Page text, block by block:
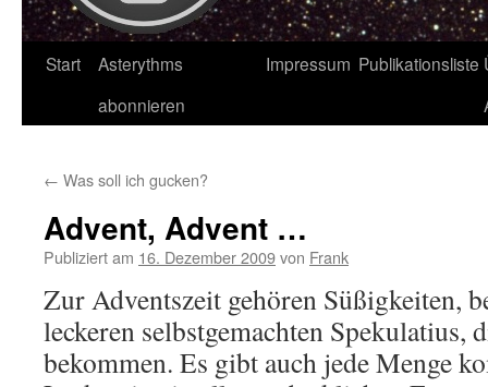
Zum
Start
Asterythms
abonnieren
Impressum Publikationsliste
← Was soll ich gucken?
Advent, Advent …
Publiziert am 16. Dezember 2009von Frank
Zur Adventszeit gehören Süßigkeiten,
leckeren selbstgemachten Spekulatius,
bekommen. Es gibt auch jede Menge